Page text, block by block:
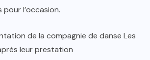
pour l’occasion.
de la compagnie de danse Les
leur prestation